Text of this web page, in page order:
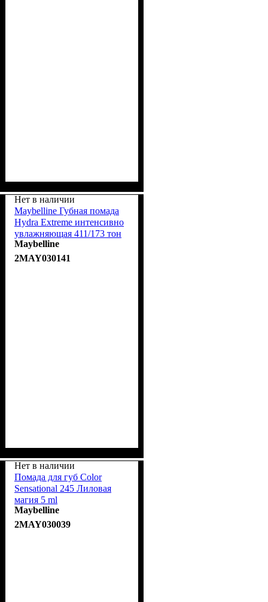
Нет в наличии
Maybelline Губная помада
Hydra Extreme интенсивно
увлажняющая 411/173 тон
Пепельно-розовый SPF15
4ml
Maybelline
2MAY030141
Нет в наличии
Помада для губ Color
Sensational 245 Лиловая
магия 5 ml
Maybelline
2MAY030039